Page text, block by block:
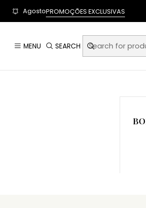
User-agent: * Allow: / Sitemap:
MENU SEARCH
AgostoPROMOÇÕES EXCLUSIVAS